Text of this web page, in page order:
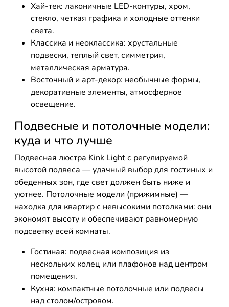
Хай-тек: лаконичные LED-контуры, хром,
стекло, четкая графика и холодные оттенки
света.
Классика и неоклассика: хрустальные
подвески, теплый свет, симметрия,
металлическая арматура.
Восточный и арт-декор: необычные формы,
декоративные элементы, атмосферное
освещение.
Подвесные и потолочные модели:
куда и что лучше
Подвесная люстра Kink Light с регулируемой
высотой подвеса — удачный выбор для гостиных и
обеденных зон, где свет должен быть ниже и
уютнее. Потолочные модели (прижимные) —
находка для квартир с невысокими потолками: они
экономят высоту и обеспечивают равномерную
подсветку всей комнаты.
Гостиная: подвесная композиция из
нескольких колец или плафонов над центром
помещения.
Кухня: компактные потолочные или подвесы
над столом/островом.